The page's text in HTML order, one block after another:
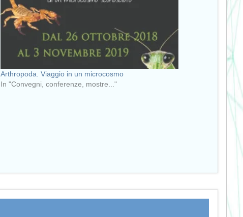
Arthropoda. Viaggio in un microcosmo
In "Convegni, conferenze, mostre..."